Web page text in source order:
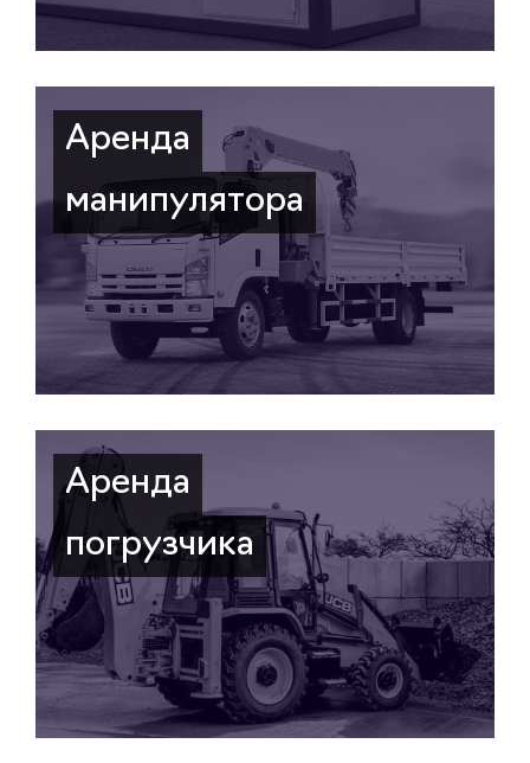
Аренда
манипулятора
Аренда
погрузчика